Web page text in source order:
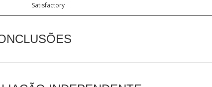
Satisfactory